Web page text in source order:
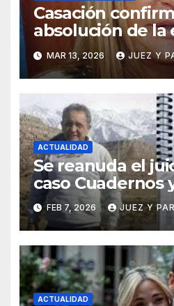
Casación
absolución de la
Aída Ayala en
presunta
MAR 13, 2026 JUEZ Y
ACTUALIDAD
Se reanuda el
caso Cuadernos
defensa de
FEB 7, 2026 JUEZ Y
ACTUALIDAD